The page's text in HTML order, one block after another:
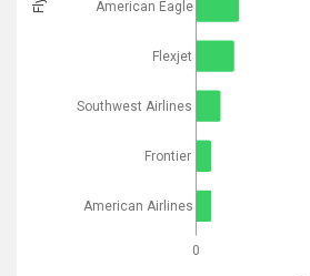
0
American Eagle
Flexjet
Southwest Airlines
Frontier
American Airlines